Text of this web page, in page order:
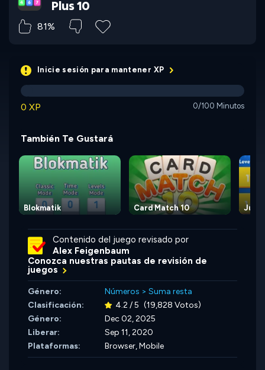
Plus 10
81%
Inicie sesión para mantener XP
0 XP 0/100 Minutos
También Te Gustará
Blokmatik Card Match 10 Just
Contenido del juego revisado por
Alex Feigenbaum
Conozca nuestras pautas de revisión de
juegos
Género: Números > Suma resta
Clasificación:
4.2 / 5 (19,828 Votos)
Género:
Dec 02, 2025
Liberar:
Sep 11, 2020
Plataformas:
Browser, Mobile